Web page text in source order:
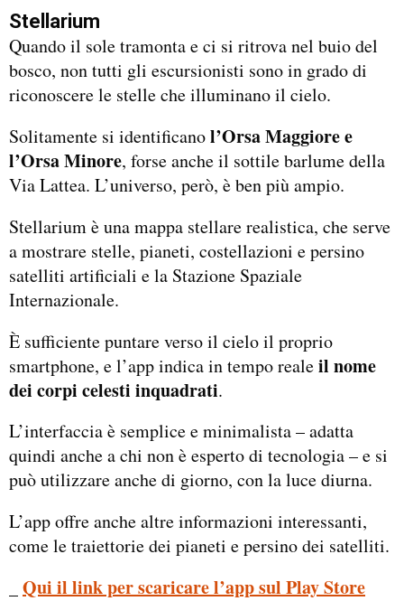
Stellarium
Quando il sole tramonta e ci si ritrova nel buio del
bosco, non tutti gli escursionisti sono in grado di
riconoscere le stelle che illuminano il cielo.
Solitamente si identificanol’Orsa Maggiore e
l’Orsa Minore, forse anche il sottile barlume della
Via Lattea. L’universo, però, è ben più ampio.
Stellarium è una mappa stellare realistica, che serve
a mostrare stelle, pianeti, costellazioni e persino
satelliti artificiali e la Stazione Spaziale
Internazionale.
È sufficiente puntare verso il cielo il proprio
smartphone, e l’app indica in tempo realeil nome
dei corpi celesti inquadrati.
L’interfaccia è semplice e minimalista – adatta
quindi anche a chi non è esperto di tecnologia – e si
può utilizzare anche di giorno, con la luce diurna.
L’app offre anche altre informazioni interessanti,
come le traiettorie dei pianeti e persino dei satelliti.
Qui il link per scaricare l’app sul Play Store